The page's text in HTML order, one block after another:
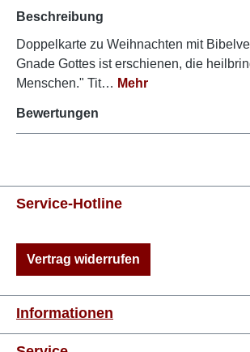
Beschreibung
Doppelkarte zu Weihnachten mit
Gnade Gottes ist erschienen, die
Menschen." Tit… Mehr
Bewertungen
Service-Hotline
Vertrag widerrufen
Informationen